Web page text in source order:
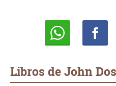
Libros de John